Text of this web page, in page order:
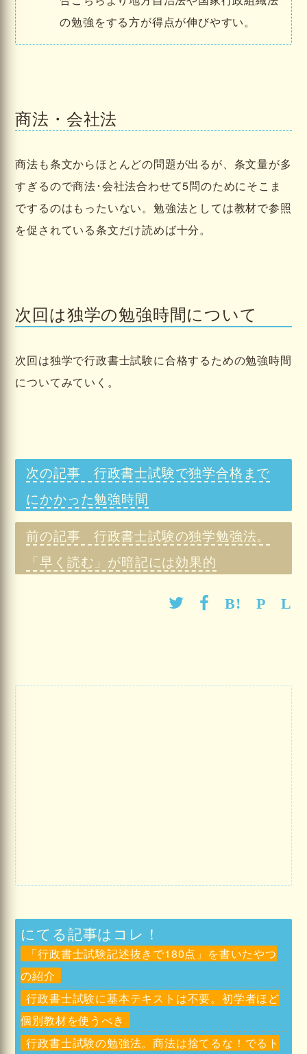
の勉強をする方が得点が伸びやすい。
商法・会社法
商法も条文からほとんどの問題が出るが、条文量が多
すぎるので商法･会社法合わせて5問のためにそこま
でするのはもったいない。勉強法としては教材で参照
を促されている条文だけ読めば十分。
次回は独学の勉強時間について
次回は独学で行政書士試験に合格するための勉強時間
についてみていく。
行政書士試験で独学合格まで
にかかった勉強時間
行政書士試験の独学勉強法。
「早く読む」が暗記には効果的
にてる記事はコレ！
「行政書士試験記述抜きで180点」を書いたやつ
の紹介
行政書士試験に基本テキストは不要。初学者ほど
個別教材を使うべき
行政書士試験の勉強法。商法は捨てるな！でるト